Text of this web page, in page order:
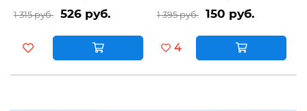
1 315 руб. 526 руб. 1 395 руб. 150 руб.
4